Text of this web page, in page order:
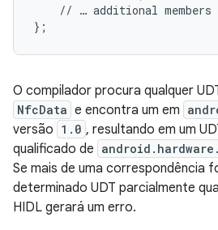
    // … additional members
};
O compilador procura qualquer
NfcData e encontra um em
versão 1.0 , resultando em um
qualificado de
Se mais de uma correspondência
determinado UDT parcialmente
HIDL gerará um erro.